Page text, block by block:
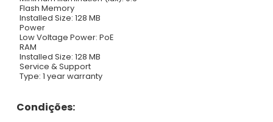
Flash Memory
Installed Size: 128 MB
Power
Low Voltage Power: PoE
RAM
Installed Size: 128 MB
Service & Support
Type: 1 year warranty
Condições: